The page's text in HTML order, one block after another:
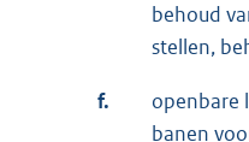
behoud
stellen,
f.
openbare
banen